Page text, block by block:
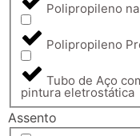
Polipropileno
Polipropileno
Tubo de Aço
pintura eletrostática
Assento